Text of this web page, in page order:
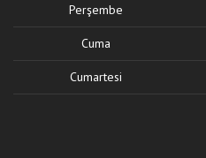
Perşembe
Cuma
Cumartesi